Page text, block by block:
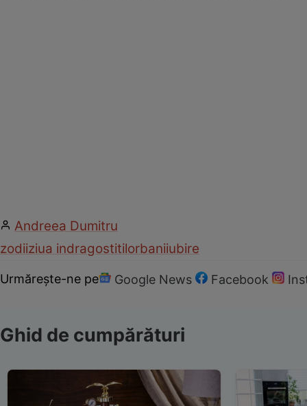
Andreea Dumitru
zodiiziua indragostitilorbaniiubire
Urmărește-ne pe Google News Facebook
Ghid de cumpărături